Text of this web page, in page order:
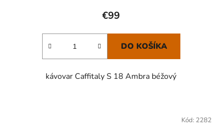
€99
DO KOŠÍKA
kávovar Caffitaly S 18 Ambra béžový
Kód: 2282